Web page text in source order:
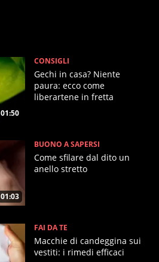
01:50
CONSIGLI
Gechi in casa? Niente
paura: ecco come
liberartene in fretta
01:03
BUONO A SAPERSI
Come sfilare dal dito un
anello stretto
FAI DA TE
Macchie di candeggina sui
vestiti: i rimedi efficaci